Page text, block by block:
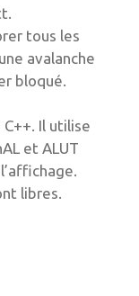
tous les
avalanche
bloqué.
Il utilise
et ALUT
libres.